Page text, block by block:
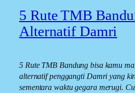
5 Rute TMB
Alternatif Damri
5 Rute TMB Bandung bisa kamu
alternatif penggangti Damri yang
sementara waktu gegara merugi.